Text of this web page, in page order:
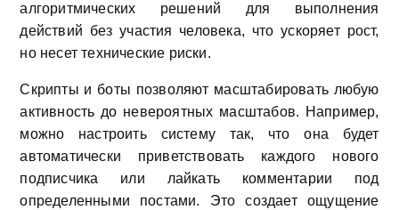
алгоритмических решений для выполнения
действий без участия человека, что ускоряет рост,
но несет технические риски.
Скрипты и боты позволяют масштабировать любую
активность до невероятных масштабов. Например,
можно настроить систему так, что она будет
автоматически приветствовать каждого нового
подписчика или лайкать комментарии под
определенными постами. Это создает ощущение